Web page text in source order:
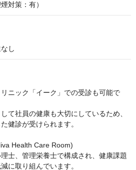
対策：有）
し
ニック「イーク」での受診も可能で
て社員の健康も⼤切にしているため、
健診が受けられます。
Health Care Room)
士、管理栄養士で構成され、健康課題
に取り組んでいます。